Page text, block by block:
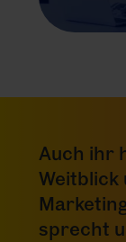
Auch ihr
sprecht